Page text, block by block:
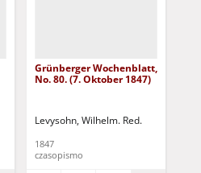
Grünberger Wochenblatt,
No. 80. (7. Oktober 1847)
Levysohn, Wilhelm. Red.
1847
czasopismo